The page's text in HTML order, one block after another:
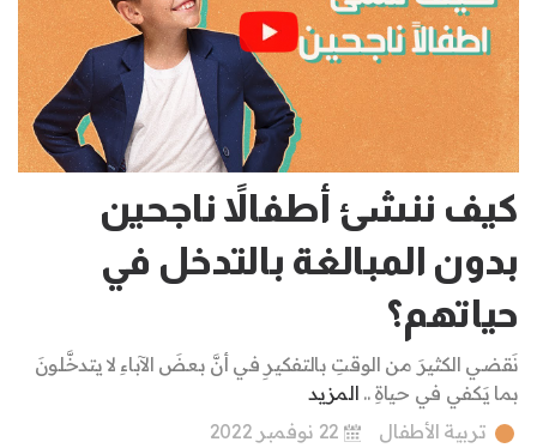
كيف ننشئ أطفالاً ناجحين
بدون المبالغة بالتدخل في
حياتهم؟
نَقضي الكثيرَ من الوقتِ بالتفكيرِ في أنَّ بعضَ الآباءِ لا يتدخَّلونَ
بما يَكفي في حياةِ .. المزيد
تربية الأطفال